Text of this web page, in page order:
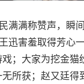
满满称赞声，瞬
迅害羞取得芳心
；大家为挖金猫
所获；赵又廷得